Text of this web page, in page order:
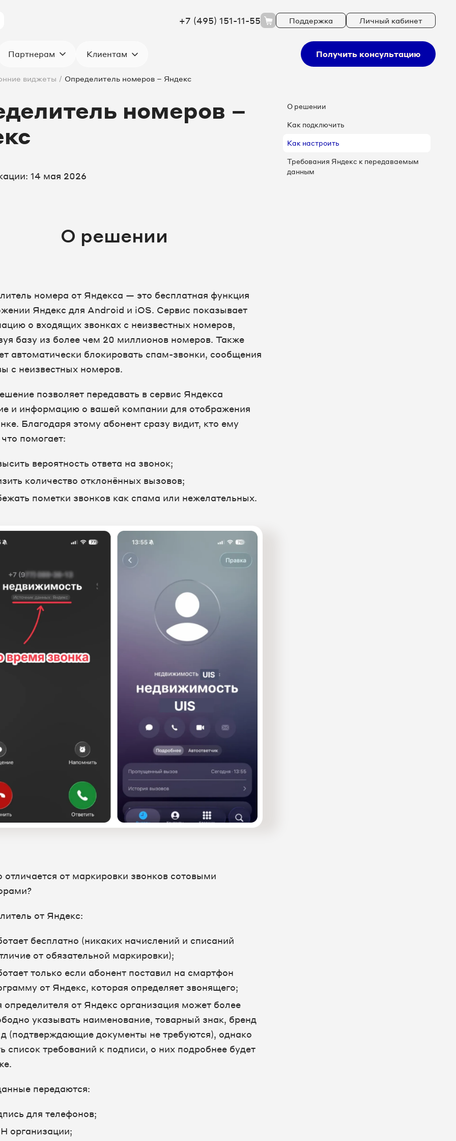
+7 (495) 151-11-55 Поддержка Личный кабинет
Партнерам Клиентам Получить консультацию
виджеты / Определитель номеров – Яндекс
номеров –
14 мая 2026
О решении
номера от Яндекса — это бесплатная функция
Яндекс для Android и iOS. Сервис показывает
о входящих звонках с неизвестных номеров,
базу из более чем 20 миллионов номеров. Также
автоматически блокировать спам-звонки, сообщения
с неизвестных номеров.
позволяет передавать в сервис Яндекса
и информацию о вашей компании для отображения
Благодаря этому абонент сразу видит, кто ему
помогает:
вероятность ответа на звонок;
количество отклонённых вызовов;
пометки звонков как спама или нежелательных.
отличается от маркировки звонков сотовыми
от Яндекс:
бесплатно (никаких начислений и списаний
от обязательной маркировки);
только если абонент поставил на смартфон
от Яндекс, которая определяет звонящего;
определителя от Яндекс организация может более
указывать наименование, товарный знак, бренд
(подтверждающие документы не требуются), однако
список требований к подписи, о них подробнее будет
передаются:
для телефонов;
организации;
О решении
Как подключить
Как настроить
Требования Яндекс к передаваемым
данным